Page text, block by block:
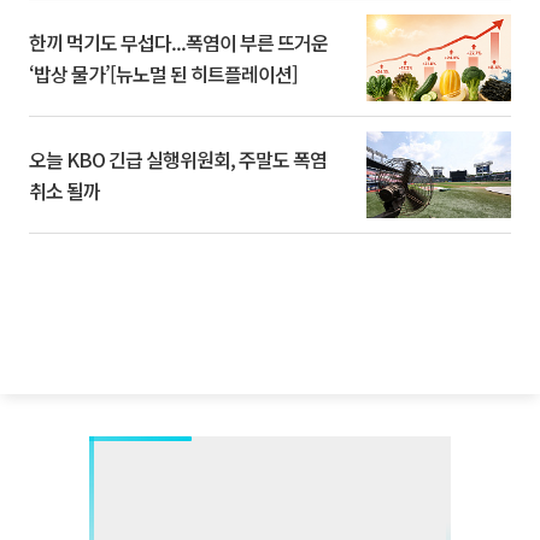
한끼 먹기도 무섭다...폭염이 부른 뜨거운
‘밥상 물가’[뉴노멀 된 히트플레이션]
오늘 KBO 긴급 실행위원회, 주말도 폭염
취소 될까